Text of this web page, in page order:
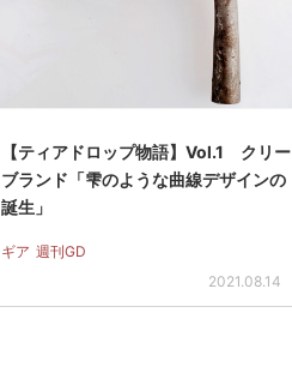
【ティアドロップ物語】Vol.1 クリー
ブランド「雫のような曲線デザインの
誕生」
ギア 週刊GD
2021.08.14